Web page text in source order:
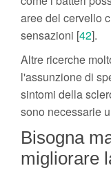
aree del cervello
sensazioni [42].
Altre ricerche
l'assunzione di
sintomi della
sono necessarie
Bisogna
migliorare